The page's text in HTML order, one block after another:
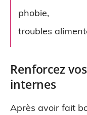
phobie,
troubles
Renforcez
internes
Après avoir fait